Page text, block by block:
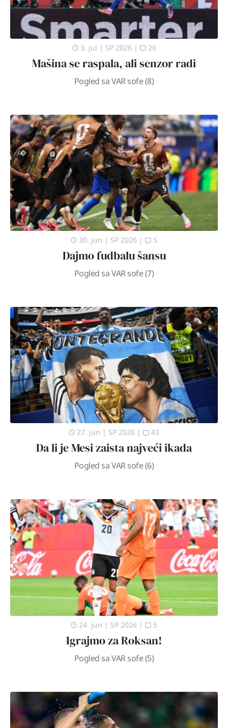
3. jul | SP 2026 | 26
Mašina se raspala, ali senzor radi
Pogled sa VAR sofe (8)
30. jun | SP 2026 | 5
Dajmo fudbalu šansu
Pogled sa VAR sofe (7)
27. jun | SP 2026 | 43
Da li je Mesi zaista najveći ikada
Pogled sa VAR sofe (6)
24. jun | SP 2026 | 5
Igrajmo za Roksan!
Pogled sa VAR sofe (5)